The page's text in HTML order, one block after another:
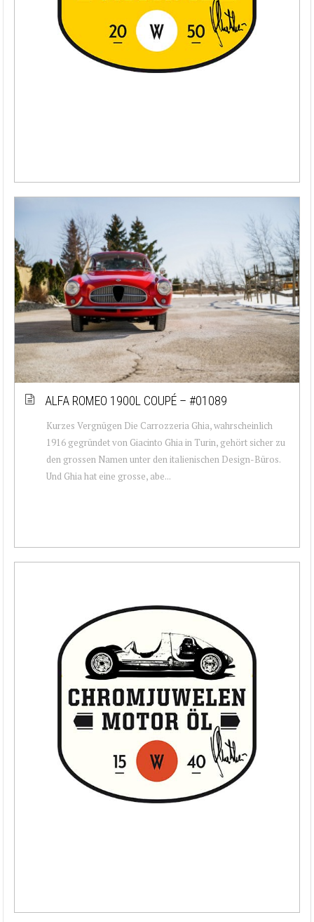
ALFA ROMEO 1900L COUPÉ – #01089
Kurzes Vergnügen Die Carrozzeria Ghia, wahrscheinlich
1916 gegründet von Giacinto Ghia in Turin, gehört sicher zu
den grossen Namen unter den italienischen Design-Büros.
Und Ghia hat eine grosse, abe...